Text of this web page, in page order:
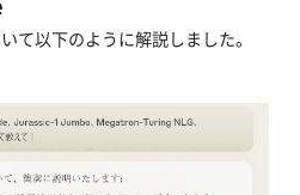
て以下のように解説しました。